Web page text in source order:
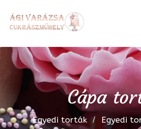
Cápa
Egyedi torták Egyedi